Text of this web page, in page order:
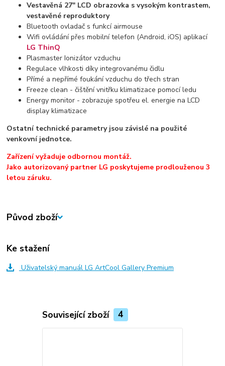
Vestavěná 27" LCD obrazovka s vysokým kontrastem,
vestavěné reproduktory
Bluetooth ovladač s funkcí airmouse
Wifi ovládání přes mobilní telefon (Android, iOS) aplikací
LG ThinQ
Plasmaster Ionizátor vzduchu
Regulace vlhkosti díky integrovanému čidlu
Přímé a nepřímé foukání vzduchu do třech stran
Freeze clean - čištění vnitřku klimatizace pomocí ledu
Energy monitor - zobrazuje spotřeu el. energie na LCD
display klimatizace
Ostatní technické parametry jsou závislé na použité
venkovní jednotce.
Zařízení vyžaduje odbornou montáž.
Jako autorizovaný partner LG poskytujeme prodlouženou 3
letou záruku.
Původ zboží
Ke stažení
Uživatelský manuál LG ArtCool Gallery Premium
Související zboží 4